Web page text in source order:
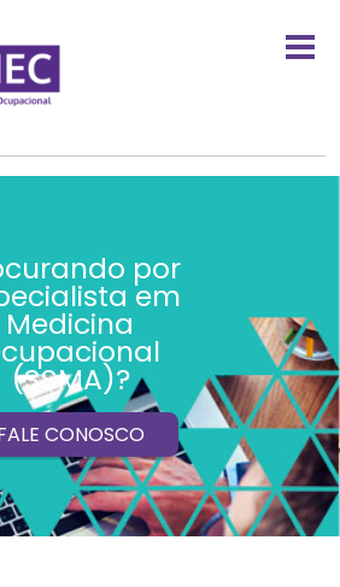
por
em
Medicina
(SSMA)?
CONOSCO